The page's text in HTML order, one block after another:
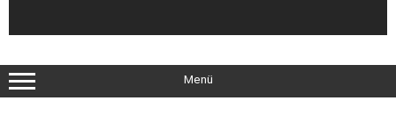
Menü